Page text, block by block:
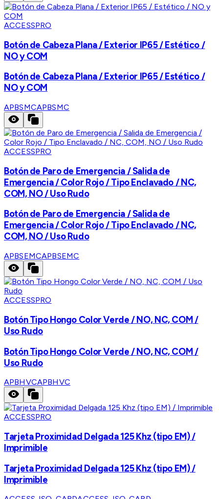
ACCESSPRO
Botón de Cabeza Plana / Exterior IP65 / Estético /
NO y COM
Botón de Cabeza Plana / Exterior IP65 / Estético /
NO y COM
APBSMCAPBSMC
ACCESSPRO
Botón de Paro de Emergencia / Salida de
Emergencia / Color Rojo / Tipo Enclavado / NC,
COM, NO / Uso Rudo
Botón de Paro de Emergencia / Salida de
Emergencia / Color Rojo / Tipo Enclavado / NC,
COM, NO / Uso Rudo
APBSEMCAPBSEMC
ACCESSPRO
Botón Tipo Hongo Color Verde / NO, NC, COM /
Uso Rudo
Botón Tipo Hongo Color Verde / NO, NC, COM /
Uso Rudo
APBHVCAPBHVC
ACCESSPRO
Tarjeta Proximidad Delgada 125 Khz (tipo EM) /
Imprimible
Tarjeta Proximidad Delgada 125 Khz (tipo EM) /
Imprimible